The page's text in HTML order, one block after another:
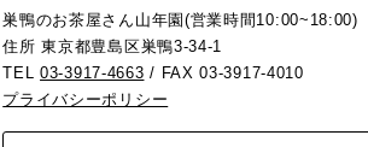
巣鴨のお茶屋さん山年園(営業時間10:00~18:00)
住所 東京都豊島区巣鴨3-34-1
TEL03-3917-4663 / FAX 03-3917-4010
プライバシーポリシー